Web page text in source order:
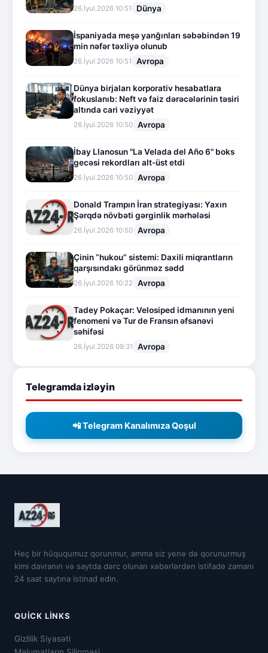
26.İyul.2026 10:51 Dünya
İspaniyada meşə yanğınları səbəbindən 19
min nəfər təxliyə olunub
26.İyul.2026 10:51 Avropa
Dünya birjaları korporativ hesabatlara
fokuslanıb: Neft və faiz dərəcələrinin təsiri
altında cari vəziyyət
26.İyul.2026 10:50 Avropa
İbay Llanosun "La Velada del Año 6" boks
gecəsi rekordları alt-üst etdi
26.İyul.2026 10:50 Avropa
Donald Trampın İran strategiyası: Yaxın
Şərqdə növbəti gərginlik mərhələsi
26.İyul.2026 10:50 Avropa
Çinin “hukou” sistemi: Daxili miqrantların
qarşısındakı görünməz sədd
26.İyul.2026 10:22 Avropa
Tadey Pokaçar: Velosiped idmanının yeni
fenomeni və Tur de Fransın əfsanəvi
səhifəsi
26.İyul.2026 09:31 Avropa
Telegramda izləyin
📲 Telegram Kanalımıza Qoşul
Heç bir hüququmuz qorunmur, amma siz yenə də qorunurmuş
kimi davranın və saytda dərc olunan xəbərlərdən istifadə zamanı
24 saat saytına istinad edin.
QUICK LINKS
Gizlilik Siyasəti